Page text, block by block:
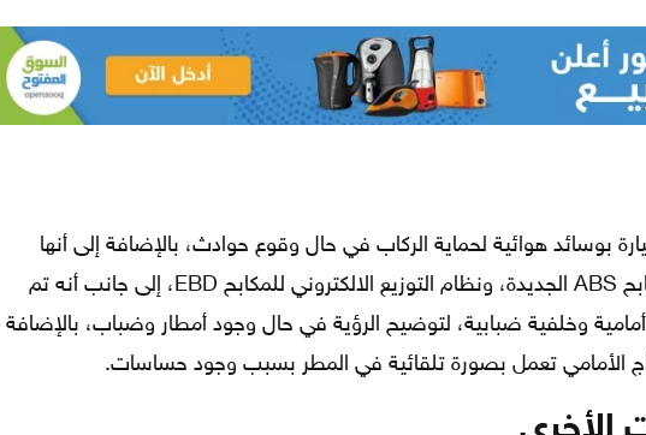
بوسائد هوائية لحماية الركاب في حال وقوع حوادث، بالإضافة إلى أنها
مزودة بأنظمة مكابح ABS الجديدة، ونظام التوزيع الالكتروني للمكابح EBD، إلى جانب أنه تم
وخلفية ضبابية، لتوضيح الرؤية في حال وجود أمطار وضباب، بالإضافة
الأمامي تعمل بصورة تلقائية في المطر بسبب وجود حساسات.